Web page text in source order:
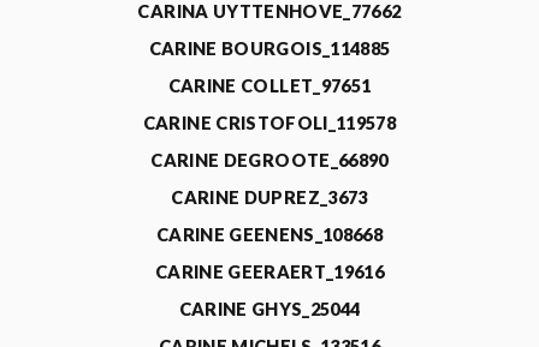
CARINA UYTTENHOVE_77662
CARINE BOURGOIS_114885
CARINE COLLET_97651
CARINE CRISTOFOLI_119578
CARINE DEGROOTE_66890
CARINE DUPREZ_3673
CARINE GEENENS_108668
CARINE GEERAERT_19616
CARINE GHYS_25044